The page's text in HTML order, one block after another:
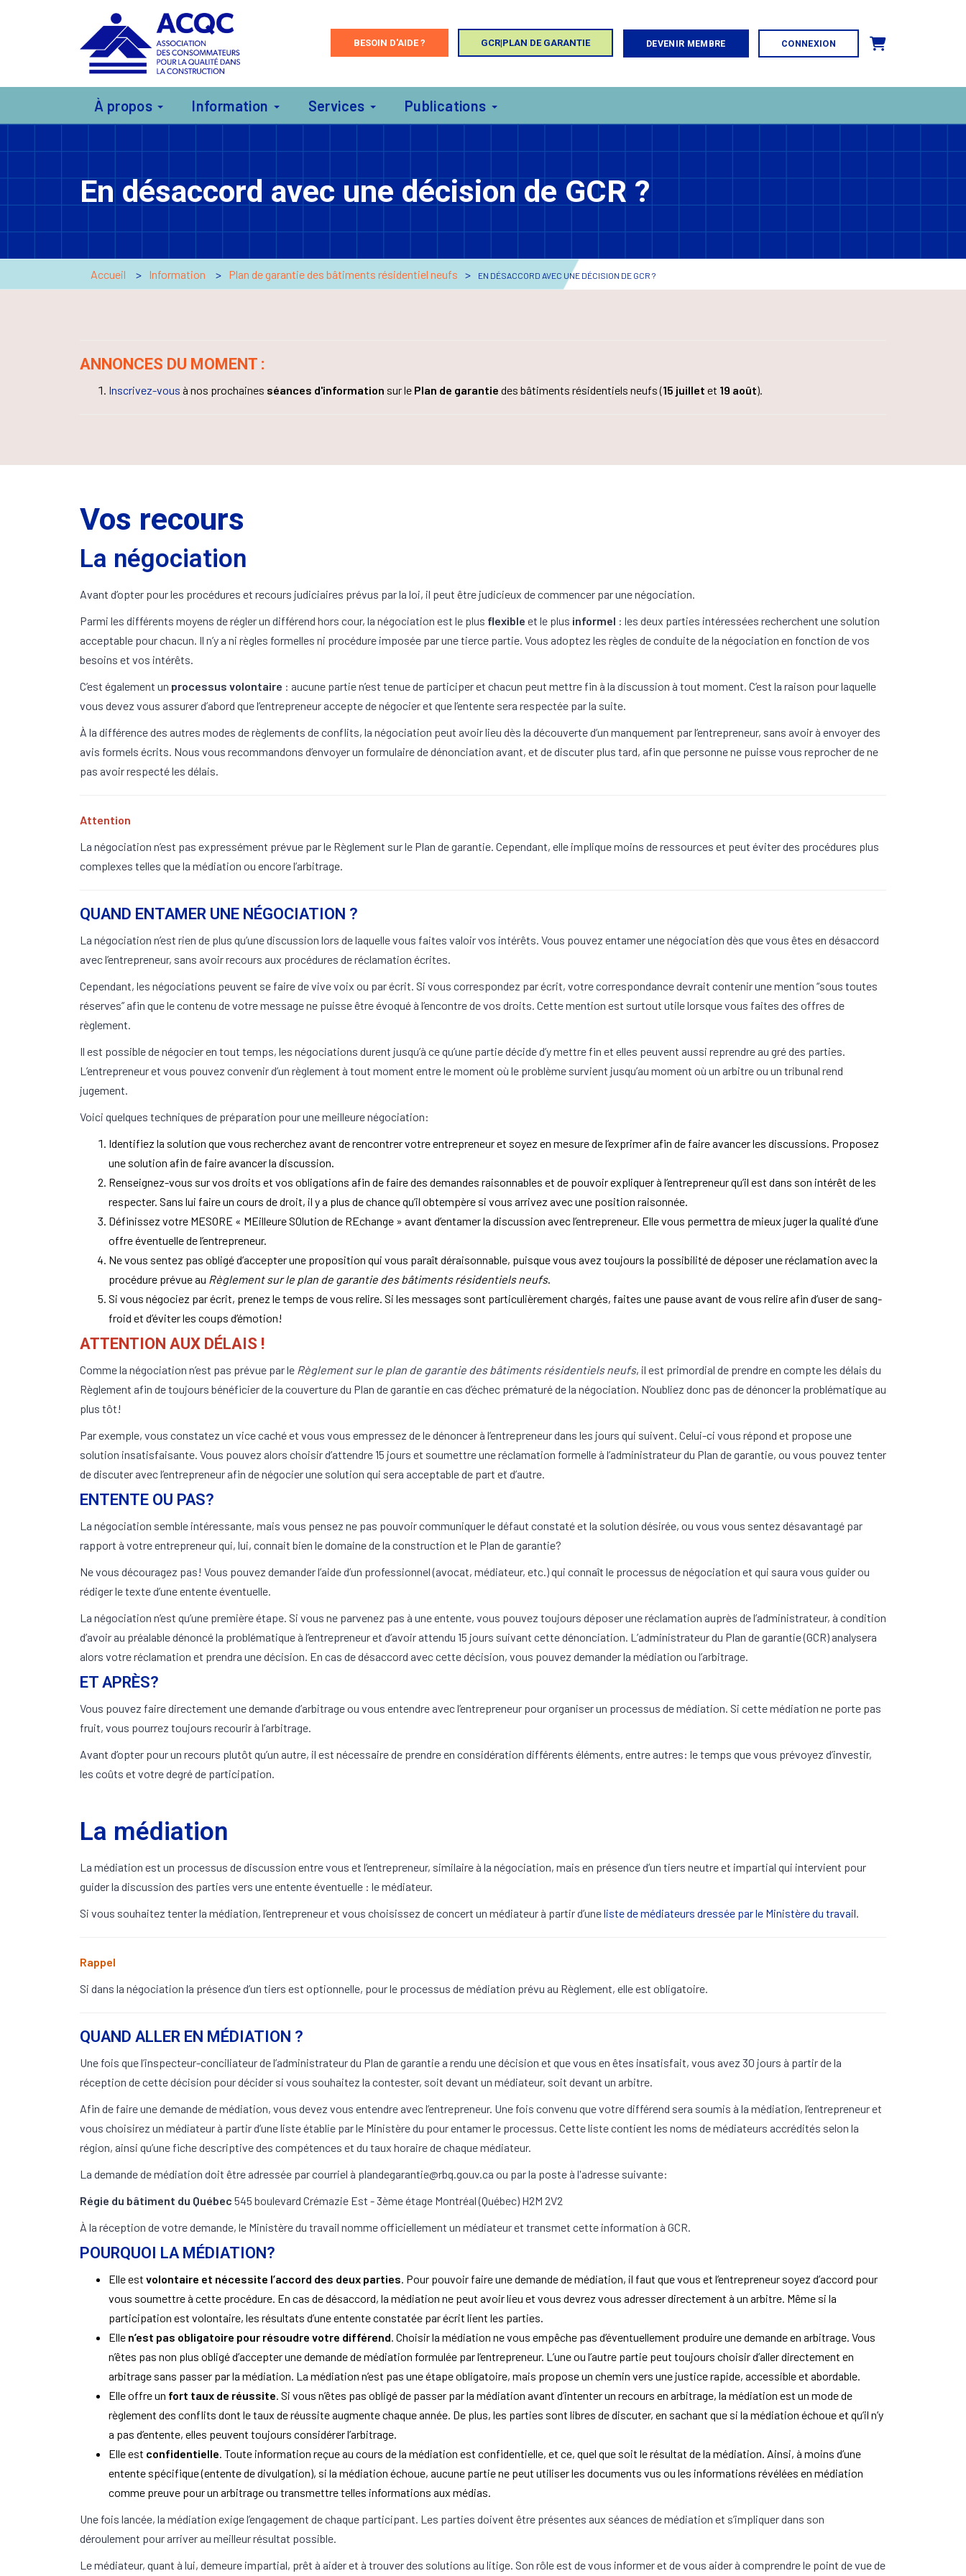
BESOIN D'AIDE ? GCR|PLAN DE GARANTIE DEVENIR MEMBRE CONNEXION Panier
À propos Information Services Publications
En désaccord avec une décision de GCR ?
Accueil Information Plan de garantie des bâtiments résidentiel neufs EN DÉSACCORD AVEC UNE DÉCISION DE GCR ?
ANNONCES DU MOMENT :
Inscrivez-vous à nos prochaines séances d'information sur le Plan de garantie des bâtiments résidentiels neufs (15 juillet et 19 août).
Vos recours
La négociation
Avant d’opter pour les procédures et recours judiciaires prévus par la loi, il peut être judicieux de commencer par une négociation.
Parmi les différents moyens de régler un différend hors cour, la négociation est le plus flexible et le plus informel : les deux parties intéressées recherchent une solution
acceptable pour chacun. Il n’y a ni règles formelles ni procédure imposée par une tierce partie. Vous adoptez les règles de conduite de la négociation en fonction de vos
besoins et vos intérêts.
C’est également un processus volontaire : aucune partie n’est tenue de participer et chacun peut mettre fin à la discussion à tout moment. C’est la raison pour laquelle
vous devez vous assurer d’abord que l’entrepreneur accepte de négocier et que l’entente sera respectée par la suite.
À la différence des autres modes de règlements de conflits, la négociation peut avoir lieu dès la découverte d’un manquement par l’entrepreneur, sans avoir à envoyer des
avis formels écrits. Nous vous recommandons d’envoyer un formulaire de dénonciation avant, et de discuter plus tard, afin que personne ne puisse vous reprocher de ne
pas avoir respecté les délais.
Attention
La négociation n’est pas expressément prévue par le Règlement sur le Plan de garantie. Cependant, elle implique moins de ressources et peut éviter des procédures plus
complexes telles que la médiation ou encore l’arbitrage.
QUAND ENTAMER UNE NÉGOCIATION ?
La négociation n’est rien de plus qu’une discussion lors de laquelle vous faites valoir vos intérêts. Vous pouvez entamer une négociation dès que vous êtes en désaccord
avec l’entrepreneur, sans avoir recours aux procédures de réclamation écrites.
Cependant, les négociations peuvent se faire de vive voix ou par écrit. Si vous correspondez par écrit, votre correspondance devrait contenir une mention “sous toutes
réserves” afin que le contenu de votre message ne puisse être évoqué à l’encontre de vos droits. Cette mention est surtout utile lorsque vous faites des offres de
règlement.
Il est possible de négocier en tout temps, les négociations durent jusqu’à ce qu’une partie décide d’y mettre fin et elles peuvent aussi reprendre au gré des parties.
L’entrepreneur et vous pouvez convenir d’un règlement à tout moment entre le moment où le problème survient jusqu’au moment où un arbitre ou un tribunal rend
jugement.
Voici quelques techniques de préparation pour une meilleure négociation:
Identifiez la solution que vous recherchez avant de rencontrer votre entrepreneur et soyez en mesure de l’exprimer afin de faire avancer les discussions. Proposez
une solution afin de faire avancer la discussion.
Renseignez-vous sur vos droits et vos obligations afin de faire des demandes raisonnables et de pouvoir expliquer à l’entrepreneur qu’il est dans son intérêt de les
respecter. Sans lui faire un cours de droit, il y a plus de chance qu’il obtempère si vous arrivez avec une position raisonnée.
Définissez votre MESORE « MEilleure SOlution de REchange » avant d’entamer la discussion avec l’entrepreneur. Elle vous permettra de mieux juger la qualité d’une
offre éventuelle de l’entrepreneur.
Ne vous sentez pas obligé d’accepter une proposition qui vous paraît déraisonnable, puisque vous avez toujours la possibilité de déposer une réclamation avec la
procédure prévue au Règlement sur le plan de garantie des bâtiments résidentiels neufs.
Si vous négociez par écrit, prenez le temps de vous relire. Si les messages sont particulièrement chargés, faites une pause avant de vous relire afin d’user de sang-
froid et d’éviter les coups d’émotion!
ATTENTION AUX DÉLAIS !
Comme la négociation n’est pas prévue par le Règlement sur le plan de garantie des bâtiments résidentiels neufs, il est primordial de prendre en compte les délais du
Règlement afin de toujours bénéficier de la couverture du Plan de garantie en cas d’échec prématuré de la négociation. N’oubliez donc pas de dénoncer la problématique au
plus tôt!
Par exemple, vous constatez un vice caché et vous vous empressez de le dénoncer à l’entrepreneur dans les jours qui suivent. Celui-ci vous répond et propose une
solution insatisfaisante. Vous pouvez alors choisir d’attendre 15 jours et soumettre une réclamation formelle à l’administrateur du Plan de garantie, ou vous pouvez tenter
de discuter avec l’entrepreneur afin de négocier une solution qui sera acceptable de part et d’autre.
ENTENTE OU PAS?
La négociation semble intéressante, mais vous pensez ne pas pouvoir communiquer le défaut constaté et la solution désirée, ou vous vous sentez désavantagé par
rapport à votre entrepreneur qui, lui, connait bien le domaine de la construction et le Plan de garantie?
Ne vous découragez pas! Vous pouvez demander l’aide d’un professionnel (avocat, médiateur, etc.) qui connaît le processus de négociation et qui saura vous guider ou
rédiger le texte d’une entente éventuelle.
La négociation n’est qu’une première étape. Si vous ne parvenez pas à une entente, vous pouvez toujours déposer une réclamation auprès de l’administrateur, à condition
d’avoir au préalable dénoncé la problématique à l’entrepreneur et d’avoir attendu 15 jours suivant cette dénonciation. L’administrateur du Plan de garantie (GCR) analysera
alors votre réclamation et prendra une décision. En cas de désaccord avec cette décision, vous pouvez demander la médiation ou l’arbitrage.
ET APRÈS?
Vous pouvez faire directement une demande d’arbitrage ou vous entendre avec l’entrepreneur pour organiser un processus de médiation. Si cette médiation ne porte pas
fruit, vous pourrez toujours recourir à l’arbitrage.
Avant d’opter pour un recours plutôt qu’un autre, il est nécessaire de prendre en considération différents éléments, entre autres: le temps que vous prévoyez d’investir,
les coûts et votre degré de participation.
La médiation
La médiation est un processus de discussion entre vous et l’entrepreneur, similaire à la négociation, mais en présence d’un tiers neutre et impartial qui intervient pour
guider la discussion des parties vers une entente éventuelle : le médiateur.
Si vous souhaitez tenter la médiation, l’entrepreneur et vous choisissez de concert un médiateur à partir d’uneliste de médiateurs dressée par le Ministère du travail.
Rappel
Si dans la négociation la présence d’un tiers est optionnelle, pour le processus de médiation prévu au Règlement, elle est obligatoire.
QUAND ALLER EN MÉDIATION ?
Une fois que l’inspecteur-conciliateur de l’administrateur du Plan de garantie a rendu une décision et que vous en êtes insatisfait, vous avez 30 jours à partir de la
réception de cette décision pour décider si vous souhaitez la contester, soit devant un médiateur, soit devant un arbitre.
Afin de faire une demande de médiation, vous devez vous entendre avec l’entrepreneur. Une fois convenu que votre différend sera soumis à la médiation, l’entrepreneur et
vous choisirez un médiateur à partir d’une liste établie par le Ministère du pour entamer le processus. Cette liste contient les noms de médiateurs accrédités selon la
région, ainsi qu’une fiche descriptive des compétences et du taux horaire de chaque médiateur.
La demande de médiation doit être adressée par courriel à plandegarantie@rbq.gouv.ca ou par la poste à l'adresse suivante:
Régie du bâtiment du Québec 545 boulevard Crémazie Est - 3ème étage Montréal (Québec) H2M 2V2
À la réception de votre demande, le Ministère du travail nomme officiellement un médiateur et transmet cette information à GCR.
POURQUOI LA MÉDIATION?
Elle est volontaire et nécessite l’accord des deux parties. Pour pouvoir faire une demande de médiation, il faut que vous et l’entrepreneur soyez d’accord pour
vous soumettre à cette procédure. En cas de désaccord, la médiation ne peut avoir lieu et vous devrez vous adresser directement à un arbitre. Même si la
participation est volontaire, les résultats d’une entente constatée par écrit lient les parties.
Elle n’est pas obligatoire pour résoudre votre différend. Choisir la médiation ne vous empêche pas d’éventuellement produire une demande en arbitrage. Vous
n’êtes pas non plus obligé d’accepter une demande de médiation formulée par l’entrepreneur. L’une ou l’autre partie peut toujours choisir d’aller directement en
arbitrage sans passer par la médiation. La médiation n’est pas une étape obligatoire, mais propose un chemin vers une justice rapide, accessible et abordable.
Elle offre un fort taux de réussite. Si vous n’êtes pas obligé de passer par la médiation avant d’intenter un recours en arbitrage, la médiation est un mode de
règlement des conflits dont le taux de réussite augmente chaque année. De plus, les parties sont libres de discuter, en sachant que si la médiation échoue et qu’il n’y
a pas d’entente, elles peuvent toujours considérer l’arbitrage.
Elle est confidentielle. Toute information reçue au cours de la médiation est confidentielle, et ce, quel que soit le résultat de la médiation. Ainsi, à moins d’une
entente spécifique (entente de divulgation), si la médiation échoue, aucune partie ne peut utiliser les documents vus ou les informations révélées en médiation
comme preuve pour un arbitrage ou transmettre telles informations aux médias.
Une fois lancée, la médiation exige l’engagement de chaque participant. Les parties doivent être présentes aux séances de médiation et s’impliquer dans son
déroulement pour arriver au meilleur résultat possible.
Le médiateur, quant à lui, demeure impartial, prêt à aider et à trouver des solutions au litige. Son rôle est de vous informer et de vous aider à comprendre le point de vue de